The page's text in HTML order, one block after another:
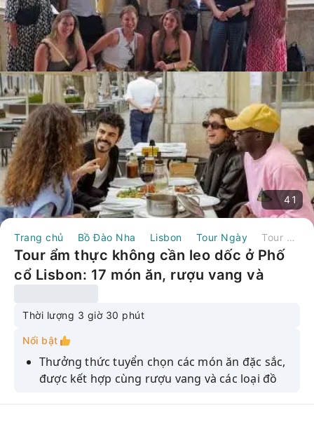
41
Trang chủ Bồ Đào Nha Lisbon Tour Ngày Tour ẩm thực không cần leo dốc ở Phố cổ Lisbon: 17 món ăn, rượu vang và thức uống | Bồ Đào Nha
Tour ẩm thực không cần leo dốc ở Phố
cổ Lisbon: 17 món ăn, rượu vang và
Thời lượng 3 giờ 30 phút
Nổi bật
Thưởng thức tuyển chọn các món ăn đặc sắc,
được kết hợp cùng rượu vang và các loại đồ